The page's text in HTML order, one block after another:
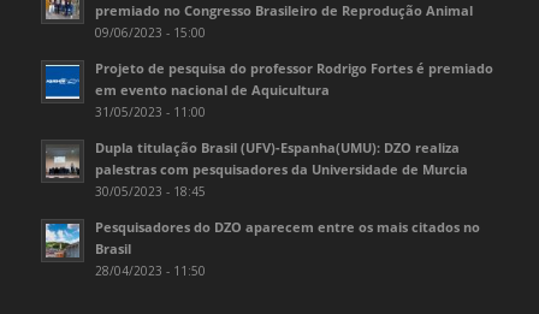
premiado no Congresso Brasileiro de Reprodução Animal
09/06/2023 - 15:00
Projeto de pesquisa do professor Rodrigo Fortes é premiado
em evento nacional de Aquicultura
31/05/2023 - 11:00
Dupla titulação Brasil (UFV)-Espanha(UMU): DZO realiza
palestras com pesquisadores da Universidade de Murcia
30/05/2023 - 18:45
Pesquisadores do DZO aparecem entre os mais citados no
Brasil
28/04/2023 - 11:50